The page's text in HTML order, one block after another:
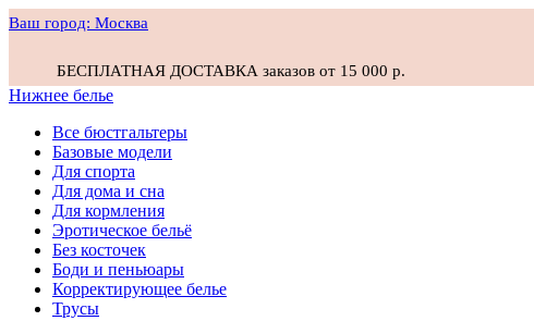
Ваш город: Москва
БЕСПЛАТНАЯ ДОСТАВКА заказов от 15 000 р.
Нижнее белье
Все бюстгальтеры
Базовые модели
Для спорта
Для дома и сна
Для кормления
Эротическое бельё
Без косточек
Боди и пеньюары
Корректирующее белье
Трусы